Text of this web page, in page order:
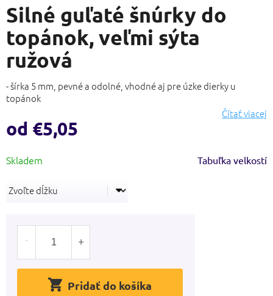
produktu
je
0,0
z
5
hviezdičiek.
Silné guľaté šnúrky do
topánok, veľmi sýta
ružová
- šírka 5 mm, pevné a odolné, vhodné aj pre úzke dierky u
topánok
Čítať viacej
od €5,05
cena:
Tabuľka velkostí
Pridať do košíka